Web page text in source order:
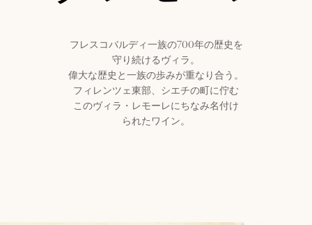
フレスコバルディ一族の700年の歴史を
守り続けるヴィラ。
偉大な歴史と一族の歩みが重なり合う。
フィレンツェ東部、シエチの町に佇む
このヴィラ・レモーレにちなみ名付け
られたワイン。